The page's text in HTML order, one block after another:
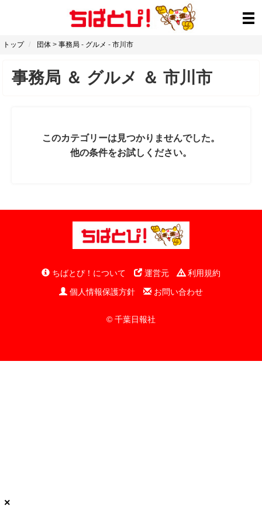
トップ 団体 > 事務局 - グルメ - 市川市
事務局 ＆ グルメ ＆ 市川市
このカテゴリーは見つかりませんでした。
他の条件をお試しください。
ちばとぴ！について 運営元
利用規約
個人情報保護方針
お問い合わせ
© 千葉日報社
×